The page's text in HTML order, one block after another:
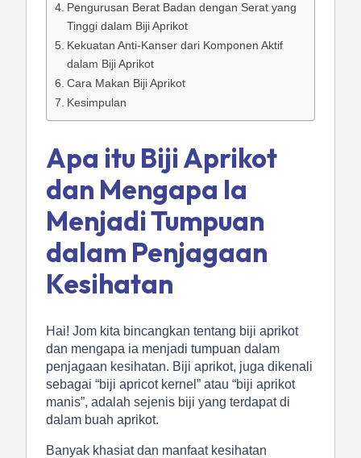
Pengurusan Berat Badan dengan Serat yang
Tinggi dalam Biji Aprikot
Kekuatan Anti-Kanser dari Komponen Aktif
dalam Biji Aprikot
Cara Makan Biji Aprikot
Kesimpulan
Apa itu Biji Aprikot
dan Mengapa Ia
Menjadi Tumpuan
dalam Penjagaan
Kesihatan
Hai! Jom kita bincangkan tentang biji aprikot
dan mengapa ia menjadi tumpuan dalam
penjagaan kesihatan. Biji aprikot, juga dikenali
sebagai “biji apricot kernel” atau “biji aprikot
manis”, adalah sejenis biji yang terdapat di
dalam buah aprikot.
Banyak khasiat dan manfaat kesihatan